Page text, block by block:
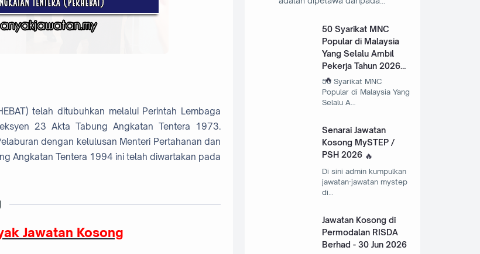
telah ditubuhkan melalui Perintah Lembaga
23 Akta Tabung Angkatan Tentera 1973.
dengan kelulusan Menteri Pertahanan dan
Angkatan Tentera 1994 ini telah diwartakan pada
Jawatan Kosong
50 Syarikat MNC
Popular di Malaysia
Yang Selalu Ambil
Pekerja Tahun 2026
50 Syarikat MNC
Popular di Malaysia Yang
Selalu A…
Senarai Jawatan
Kosong MySTEP /
PSH 2026
Di sini admin kumpulkan
jawatan-jawatan mystep
di…
Jawatan Kosong di
Permodalan RISDA
Berhad - 30 Jun 2026